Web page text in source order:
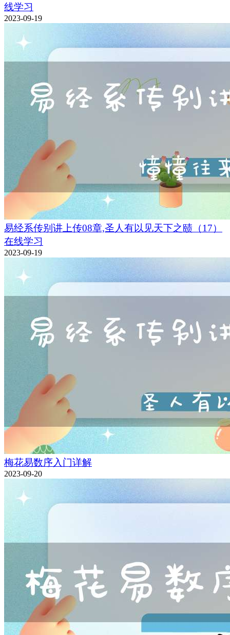
线学习
2023-09-19
易经系传别讲上传08章,圣人有以见天下之赜（17）
在线学习
2023-09-19
梅花易数序入门详解
2023-09-20